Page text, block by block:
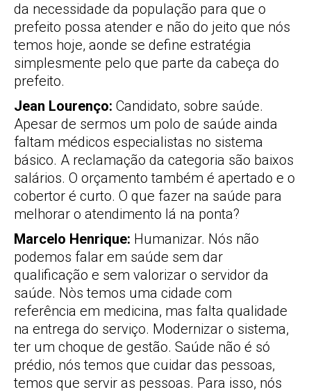
da necessidade da população para que o
prefeito possa atender e não do jeito que nós
temos hoje, aonde se define estratégia
simplesmente pelo que parte da cabeça do
prefeito.
Jean Lourenço: Candidato, sobre saúde.
Apesar de sermos um polo de saúde ainda
faltam médicos especialistas no sistema
básico. A reclamação da categoria são baixos
salários. O orçamento também é apertado e o
cobertor é curto. O que fazer na saúde para
melhorar o atendimento lá na ponta?
Marcelo Henrique: Humanizar. Nós não
podemos falar em saúde sem dar
qualificação e sem valorizar o servidor da
saúde. Nòs temos uma cidade com
referência em medicina, mas falta qualidade
na entrega do serviço. Modernizar o sistema,
ter um choque de gestão. Saúde não é só
prédio, nós temos que cuidar das pessoas,
temos que servir as pessoas. Para isso, nós